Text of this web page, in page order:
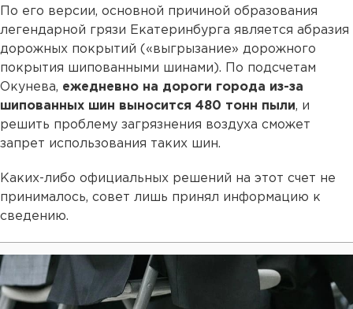
По его версии, основной причиной образования
легендарной грязи Екатеринбурга является абразия
дорожных покрытий («выгрызание» дорожного
покрытия шипованными шинами). По подсчетам
Окунева, ежедневно на дороги города из-за
шипованных шин выносится 480 тонн пыли, и
решить проблему загрязнения воздуха сможет
запрет использования таких шин.
Каких-либо официальных решений на этот счет не
принималось, совет лишь принял информацию к
сведению.